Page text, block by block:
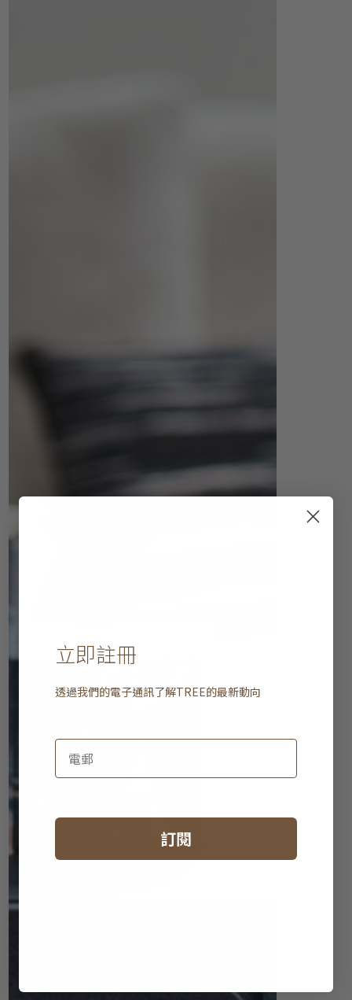
立即註冊
透過我們的電子通訊了解TREE的最新動向
訂閱